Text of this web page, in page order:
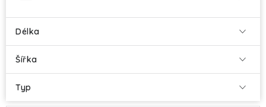
Délka
Šířka
Typ